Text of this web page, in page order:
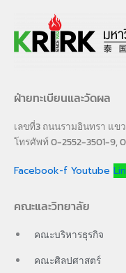
ฝ่ายทะเบียนและวัดผล
เลขที่3 ถนนรามอินทรา แข
โทรศัพท์ 0-2552-3501-9,
Facebook-f Youtube
คณะและวิทยาลัย
คณะบริหารธุรกิจ
คณะศิลปศาสตร์